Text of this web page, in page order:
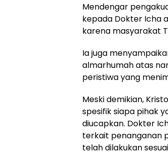
Mendengar
kepada Dokter Icha
karena masyarakat
Ia juga
almarhumah atas
peristiwa yang
Meski demikian,
spesifik siapa pihak
diucapkan. Dokter
terkait penanganan
telah dilakukan